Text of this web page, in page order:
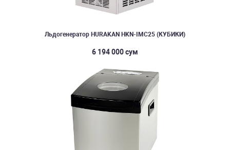
Льдогенератор HURAKAN HKN-IMC25 (КУБИКИ)
6 194 000 сум